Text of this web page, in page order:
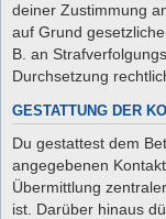
deiner Zustimmung
auf Grund
B. an
Durchsetzung
GESTATTUNG DER
Du gestattest dem
angegebenen
Übermittlung
ist. Darüber hinaus